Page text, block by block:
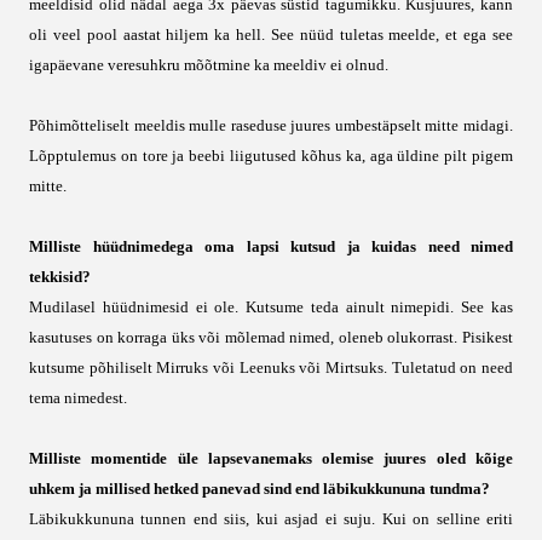
meeldisid olid nädal aega 3x päevas süstid tagumikku. Kusjuures, kann
oli veel pool aastat hiljem ka hell. See nüüd tuletas meelde, et ega see
igapäevane veresuhkru mõõtmine ka meeldiv ei olnud.
Põhimõtteliselt meeldis mulle raseduse juures umbestäpselt mitte midagi.
Lõpptulemus on tore ja beebi liigutused kõhus ka, aga üldine pilt pigem
mitte.
Milliste hüüdnimedega oma lapsi kutsud ja kuidas need nimed
tekkisid?
Mudilasel hüüdnimesid ei ole. Kutsume teda ainult nimepidi. See kas
kasutuses on korraga üks või mõlemad nimed, oleneb olukorrast. Pisikest
kutsume põhiliselt Mirruks või Leenuks või Mirtsuks. Tuletatud on need
tema nimedest.
Milliste momentide üle lapsevanemaks olemise juures oled kõige
uhkem ja millised hetked panevad sind end läbikukkununa tundma?
Läbikukkununa tunnen end siis, kui asjad ei suju. Kui on selline eriti